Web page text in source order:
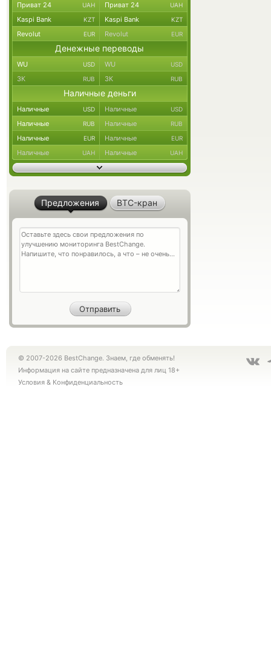
Приват 24 UAH Приват 24 UAH
Kaspi Bank KZT Kaspi Bank KZT
Revolut EUR Revolut EUR
Денежные переводы
WU USD WU USD
ЗК RUB ЗК RUB
Наличные деньги
Наличные USD Наличные USD
Наличные RUB Наличные RUB
Наличные EUR Наличные EUR
Наличные UAH Наличные UAH
Предложения BTC-кран
© 2007-2026 BestChange. Знаем, где обменять!
Информация на сайте предназначена для лиц 18+
Условия & Конфиденциальность